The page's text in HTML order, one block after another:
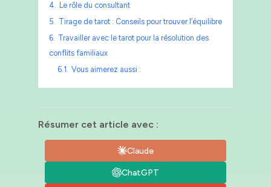
4. Le rôle du consultant
5. Tirage de tarot : Conseils pour trouver l’équilibre
6. Travailler avec le tarot pour la résolution des
conflits familiaux
6.1. Vous aimerez aussi :
Résumer cet article avec :
Claude
ChatGPT